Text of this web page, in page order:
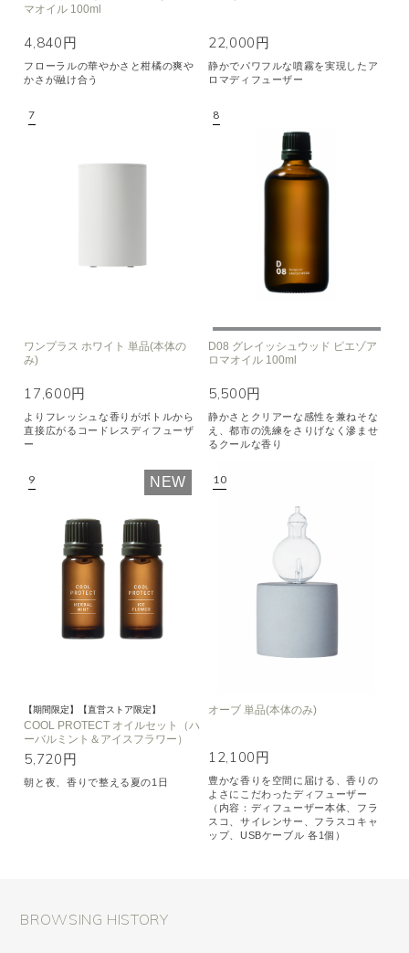
マオイル 100ml
4,840円
フローラルの華やかさと柑橘の爽や
かさが融け合う
22,000円
静かでパワフルな噴霧を実現したア
ロマディフューザー
ワンプラス ホワイト 単品(本体の
み)
17,600円
よりフレッシュな香りがボトルから
直接広がるコードレスディフューザ
ー
D08 グレイッシュウッド ピエゾア
ロマオイル 100ml
5,500円
静かさとクリアーな感性を兼ねそな
え、都市の洗練をさりげなく滲ませ
るクールな香り
NEW
【期間限定】【直営ストア限定】
COOL PROTECT オイルセット（ハ
ーバルミント＆アイスフラワー）
5,720円
朝と夜、香りで整える夏の1日
オーブ 単品(本体のみ)
12,100円
豊かな香りを空間に届ける、香りの
よさにこだわったディフューザー
（内容：ディフューザー本体、フラ
スコ、サイレンサー、フラスコキャ
ップ、USBケーブル 各1個）
BROWSING HISTORY